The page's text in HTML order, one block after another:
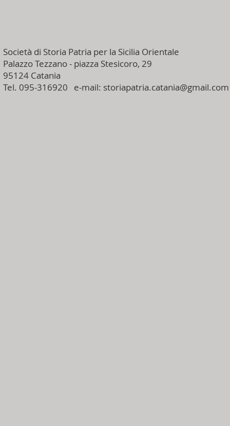
Società di Storia Patria per la Sicilia Orientale
Palazzo Tezzano - piazza Stesicoro, 29
95124 Catania
Tel. 095-316920 e-mail: storiapatria.catania@gmail.com